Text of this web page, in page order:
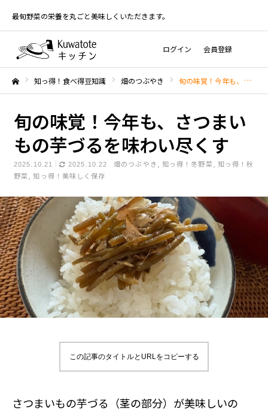
最旬野菜の栄養を丸ごと美味しくいただきます。
ログイン 会員登録
知っ得！食べ得豆知識 畑のつぶやき 旬の味覚！今年も、さつまいもの芋づるを味わい尽くす
旬の味覚！今年も、さつまい
もの芋づるを味わい尽くす
2025.10.21 2025.10.22 畑のつぶやき 知っ得！冬野菜
知っ得！秋
野菜
知っ得！美味しく保存
この記事のタイトルとURLをコピーする
さつまいもの芋づる（茎の部分）が美味しいの